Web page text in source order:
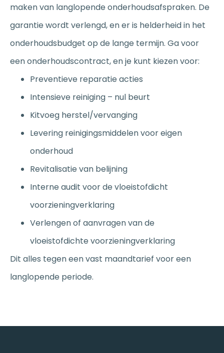
maken van langlopende onderhoudsafspraken. De
garantie wordt verlengd, en er is helderheid in het
onderhoudsbudget op de lange termijn. Ga voor
een onderhoudscontract, en je kunt kiezen voor:
Preventieve reparatie acties
Intensieve reiniging – nul beurt
Kitvoeg herstel/vervanging
Levering reinigingsmiddelen voor eigen
onderhoud
Revitalisatie van belijning
Interne audit voor de vloeistofdicht
voorzieningverklaring
Verlengen of aanvragen van de
vloeistofdichte voorzieningverklaring
Dit alles tegen een vast maandtarief voor een
langlopende periode.